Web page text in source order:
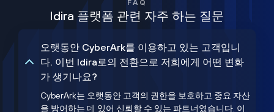
FAQ
Idira 플랫폼 관련 자주 하는 질문
오랫동안 CyberArk를 이용하고 있는 고객입니
다. 이번 Idira로의 전환으로 저희에게 어떤 변화
가 생기나요?
CyberArk는 오랫동안 고객의 권한을 보호하고 중요 자산
을 방어하는 데 있어 신뢰할 수 있는 파트너였습니다. 이